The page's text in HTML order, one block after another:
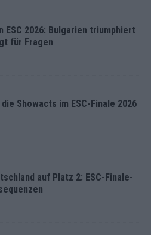
ESC 2026: Bulgarien triumphiert
für Fragen
Showacts im ESC-Finale 2026
auf Platz 2: ESC-Finale-